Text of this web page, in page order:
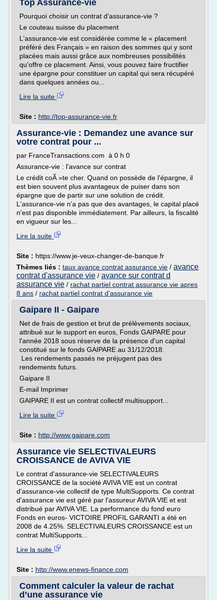
Top Assurance-vie
Pourquoi choisir un contrat d'assurance-vie ?
Le couteau suisse du placement
L'assurance-vie est considérée comme le « placement
préféré des Français » en raison des sommes qui y sont
placées mais aussi grâce aux nombreuses possibilités
qu'offre ce placement. Ainsi, vous pouvez faire fructifier
une épargne pour constituer un capital qui sera récupéré
dans quelques années ou...
Lire la suite
Site : http://top-assurance-vie.fr
Assurance-vie : Demandez une avance sur
votre contrat pour ...
par FranceTransactions.com à 0 h 0
Assurance-vie : l'avance sur contrat
Le crédit coÃ »te cher. Quand on possède de l'épargne, il
est bien souvent plus avantageux de puiser dans son
épargne que de partir sur une solution de crédit.
L'assurance-vie n'a pas que des avantages, le capital placé
n'est pas disponible immédiatement. Par ailleurs, la fiscalité
en vigueur sur les...
Lire la suite
Site : https://www.je-veux-changer-de-banque.fr
Thèmes liés : taux avance contrat assurance vie / avance
contrat d'assurance vie / avance sur contrat d
assurance vie / rachat partiel contrat assurance vie apres
8 ans / rachat partiel contrat d'assurance vie
Gaipare II - Gaipare
Net de frais de gestion et brut de prélèvements sociaux,
attribué sur le support en euros, Fonds GAIPARE pour
l'année 2018 sous réserve de la présence d'un capital
constitué sur le fonds GAIPARE au 31/12/2018.
Les rendements passés ne préjugent pas des
rendements futurs.
Gaipare II
E-mail Imprimer
GAIPARE II est un contrat collectif multisupport...
Lire la suite
Site : http://www.gaipare.com
Assurance vie SELECTIVALEURS
CROISSANCE de AVIVA VIE
Le contrat d'assurance-vie SELECTIVALEURS
CROISSANCE de la société AVIVA VIE est un contrat
d'assurance-vie collectif de type MultiSupports. Ce contrat
d'assurance vie est géré par l'assureur AVIVA VIE et est
distribué par AVIVA VIE. La performance du fond euro
Fonds en euros- VICTOIRE PROFIL GARANTI a été en
2008 de 4.25%. SELECTIVALEURS CROISSANCE est un
contrat MultiSupports...
Lire la suite
Site : http://www.enews-finance.com
Comment calculer la valeur de rachat
d’une assurance vie